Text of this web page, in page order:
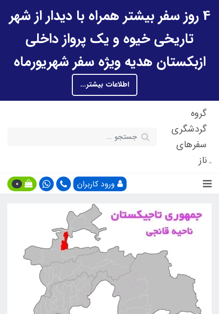
4 روز سفر بیشتر همراه با دیدار از شهر
تاریخی خیوه و یک پرواز داخلی
ازبکستان هدیه ویژه سفر شهریورماه
اطلاعات بیشتر...
گروه
گردشگری
سفرهای
ناز
ورود کاربران 0